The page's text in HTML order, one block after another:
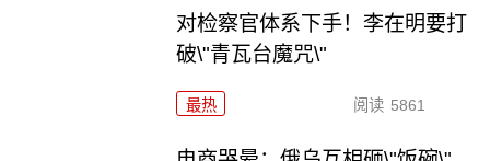
对检察官体系下手！李在明要打
破\"青瓦台魔咒\"
最热 阅读 5861